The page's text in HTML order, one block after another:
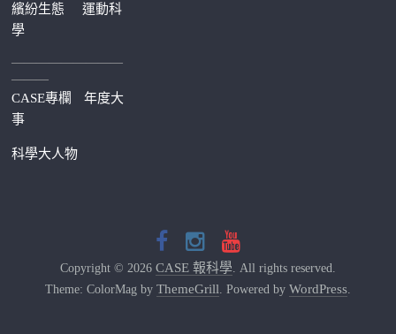
繽紛生態運動科
學
—————————
———
CASE專欄
年度大
事
科學大人物
Copyright © 2026 CASE 報科學. All rights reserved.
Theme: ColorMag by ThemeGrill . Powered by WordPress.